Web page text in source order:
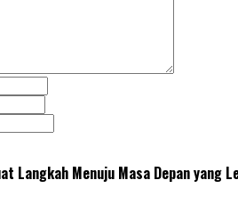
Langkah Menuju Masa Depan yang